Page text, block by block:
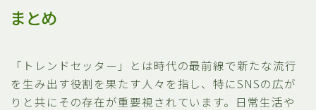
まとめ
「トレンドセッター」とは時代の最前線で新たな流行
を生み出す役割を果たす人々を指し、特にSNSの広が
りと共にその存在が重要視されています。日常生活や